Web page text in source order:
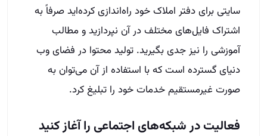
سایتی برای دفتر املاک خود راه‌اندازی کرده‌اید صرفاً به
اشتراک فایل‌های مختلف در آن نپردازید و مطالب
آموزشی را نیز جدی بگیرید. تولید محتوا در فضای وب
دنیای گسترده است که با استفاده از آن می‌توان به
صورت غیرمستقیم خدمات خود را تبلیغ کرد.
فعالیت در شبکه‌های اجتماعی را آغاز کنید